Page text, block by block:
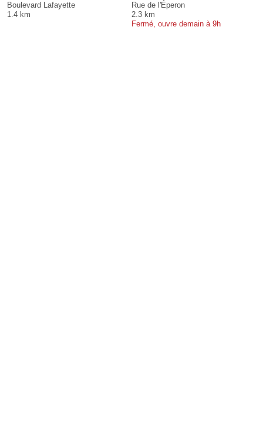
Boulevard Lafayette
1.4 km
Rue de l'Éperon
2.3 km
Fermé, ouvre demain à 9h